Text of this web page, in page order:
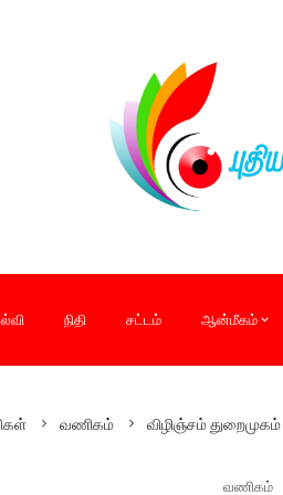
நிதி சட்டம் ஆன்மீகம்
வணிகம் விழிஞ்சம்
வணிகம்